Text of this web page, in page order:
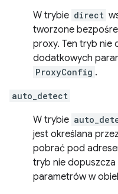
W trybie direct
tworzone
proxy. Ten tryb nie
dodatkowych
ProxyConfig .
auto_detect
W trybie
jest określana
pobrać pod
tryb nie
parametrów w